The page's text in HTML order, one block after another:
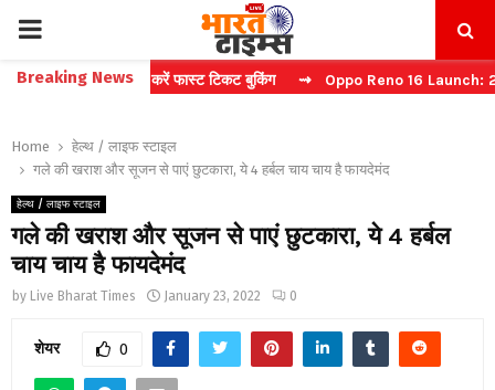
PRIMARY
MENU
Breaking News
बिना कैप्चा करें फास्ट टिकट बुकिंग ⇝ Oppo Reno 16 Launch: 2 जुलाई
Home
हेल्थ / लाइफ स्टाइल
गले की खराश और सूजन से पाएं छुटकारा, ये 4 हर्बल चाय चाय है फायदेमंद
हेल्थ / लाइफ स्टाइल
गले की खराश और सूजन से पाएं छुटकारा, ये 4 हर्बल
चाय चाय है फायदेमंद
by Live Bharat Times January 23, 2022 0
शेयर 0